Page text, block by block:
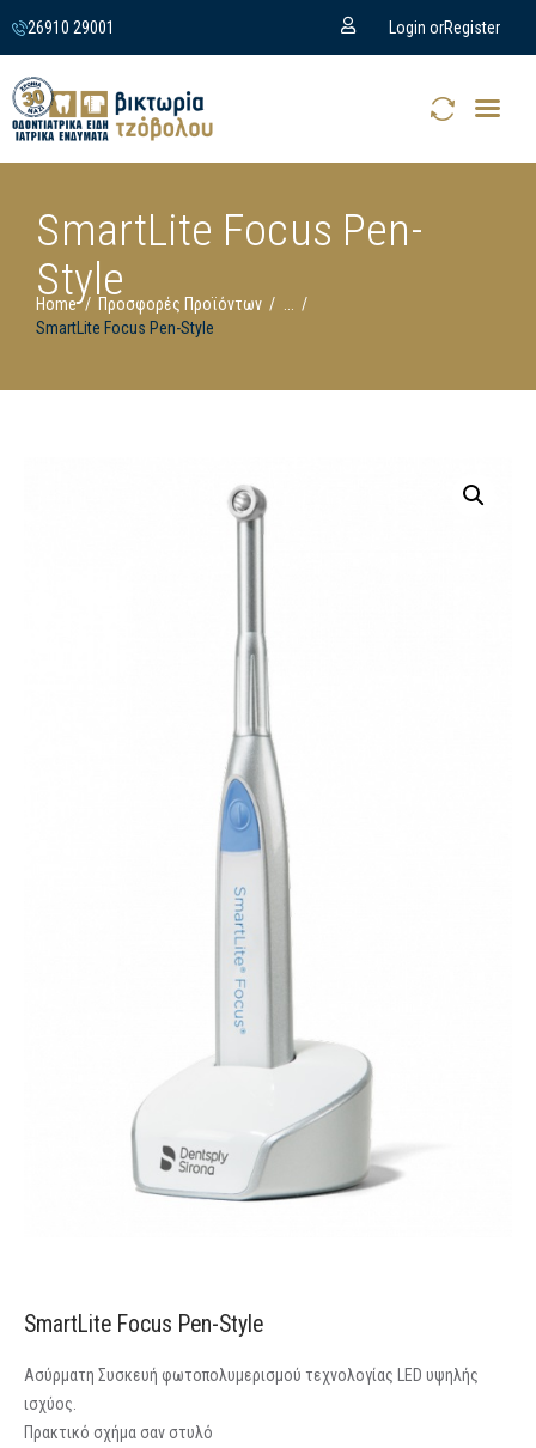
26910 29001 Login orRegister
SmartLite Focus Pen-
Style
Home Προσφορές Προϊόντων
...
SmartLite Focus Pen-Style
SmartLite Focus Pen-Style
Ασύρματη Συσκευή φωτοπολυμερισμού τεχνολογίας LΕD υψηλής
ισχύος.
Πρακτικό σχήμα σαν στυλό